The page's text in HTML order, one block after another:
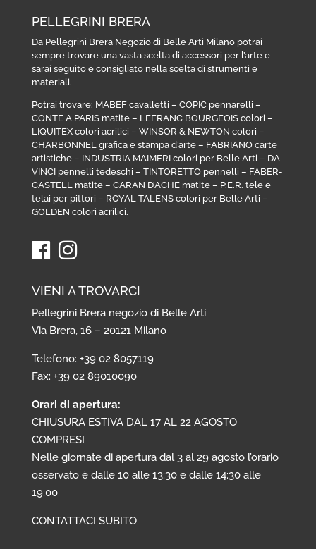
PELLEGRINI BRERA
Da Pellegrini Brera Negozio di Belle Arti Milano potrai
sempre trovare una vasta scelta di accessori per l’arte e
sarai seguito e consigliato nella scelta di strumenti e
materiali.
Potrai trovare: MABEF cavalletti – COPIC pennarelli –
CONTE A PARIS matite– LEFRANC BOURGEOIS colori –
LIQUITEX colori acrilici – WINSOR & NEWTON colori –
CHARBONNEL grafica e stampa d’arte– FABRIANO carte
artistiche– INDUSTRIA MAIMERI colori per Belle Arti – DA
VINCI pennelli tedeschi – TINTORETTO pennelli – FABER-
CASTELL matite– CARAN D’ACHE matite– P.E.R. tele e
telai per pittori – ROYAL TALENS colori per Belle Arti –
GOLDEN colori acrilici.
VIENI A TROVARCI
Pellegrini Brera negozio di Belle Arti
Via Brera, 16 – 20121 Milano
Telefono: +39 02 8057119
Fax: +39 02 89010090
Orari di apertura:
CHIUSURA ESTIVA DAL 17 AL 22 AGOSTO
COMPRESI
Nelle giornate di apertura dal 3 al 29 agosto l’orario
osservato è dalle 10 alle 13:30 e dalle 14:30 alle
19:00
CONTATTACI SUBITO